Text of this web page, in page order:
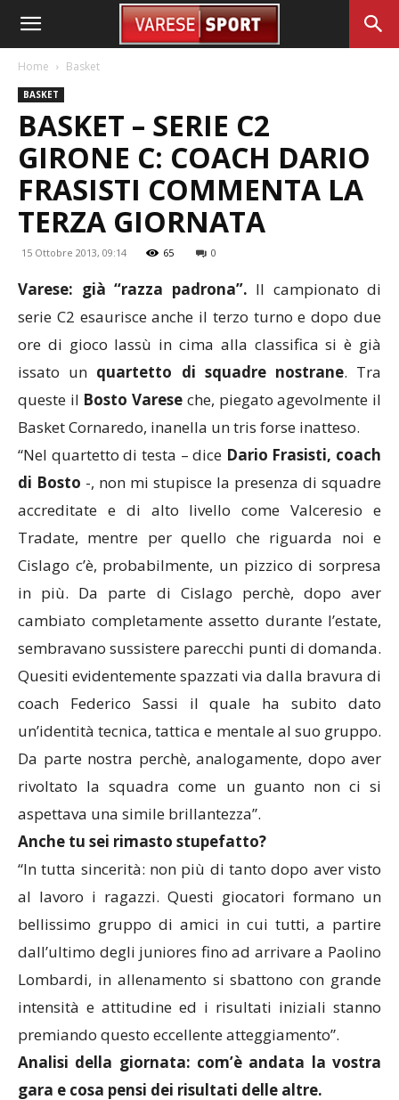
Home Basket
BASKET
BASKET – SERIE C2
GIRONE C: COACH DARIO
FRASISTI COMMENTA LA
TERZA GIORNATA
15 Ottobre 2013, 09:14 65 0
Varese: già “razza padrona”. Il campionato di
serie C2 esaurisce anche il terzo turno e dopo due
ore di gioco lassù in cima alla classifica si è già
issato un quartetto di squadre nostrane. Tra
queste il Bosto Varese che, piegato agevolmente il
Basket Cornaredo, inanella un tris forse inatteso.
“Nel quartetto di testa – dice Dario Frasisti, coach
di Bosto -, non mi stupisce la presenza di squadre
accreditate e di alto livello come Valceresio e
Tradate, mentre per quello che riguarda noi e
Cislago c’è, probabilmente, un pizzico di sorpresa
in più. Da parte di Cislago perchè, dopo aver
cambiato completamente assetto durante l’estate,
sembravano sussistere parecchi punti di domanda.
Quesiti evidentemente spazzati via dalla bravura di
coach Federico Sassi il quale ha subito dato
un’identità tecnica, tattica e mentale al suo gruppo.
Da parte nostra perchè, analogamente, dopo aver
rivoltato la squadra come un guanto non ci si
aspettava una simile brillantezza”.
Anche tu sei rimasto stupefatto?
“In tutta sincerità: non più di tanto dopo aver visto
al lavoro i ragazzi. Questi giocatori formano un
bellissimo gruppo di amici in cui tutti, a partire
dall’ultimo degli juniores fino ad arrivare a Paolino
Lombardi, in allenamento si sbattono con grande
intensità e attitudine ed i risultati iniziali stanno
premiando questo eccellente atteggiamento”.
Analisi della giornata: com’è andata la vostra
gara e cosa pensi dei risultati delle altre.